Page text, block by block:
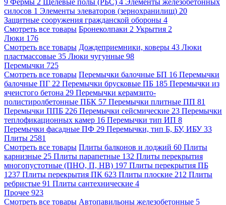
силосов 1 Элементы элеваторов (зернохранилищ) 20
Защитные сооружения гражданской обороны 4
Смотреть все товары Бронеколпаки 2 Укрытия 2
Люки 176
Смотреть все товары Дождеприемники, коверы 43 Люки
пластмассовые 35 Люки чугунные 98
Перемычки 725
Смотреть все товары Перемычки балочные БП 16 Перемычки
балочные ПГ 22 Перемычки брусковые ПБ 185 Перемычки из
ячеистого бетона 29 Перемычки керамзито-
полистиролбетонные ПБК 57 Перемычки плитные ПП 81
Перемычки ППБ 226 Перемычки сейсмические 23 Перемычки
теплофикационных камер 16 Перемычки тип ИП 8
Перемычки фасадные ПФ 29 Перемычки, тип Б, БУ, ИБУ 33
Плиты 2581
Смотреть все товары Плиты балконов и лоджий 60 Плиты
карнизные 25 Плиты парапетные 132 Плиты перекрытия
многопустотные (ПНО, П, НВ) 197 Плиты перекрытия ПБ
1237 Плиты перекрытия ПК 623 Плиты плоские 212 Плиты
ребристые 91 Плиты сантехнические 4
Прочее 923
Смотреть все товары Автопавильоны железобетонные 5